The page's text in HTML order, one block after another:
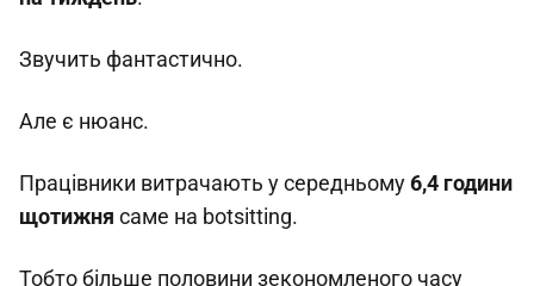
Звучить фантастично.
Але є нюанс.
Працівники витрачають у середньому6,4 години
щотижня саме на botsitting.
Тобто більше половини зекономленого часу